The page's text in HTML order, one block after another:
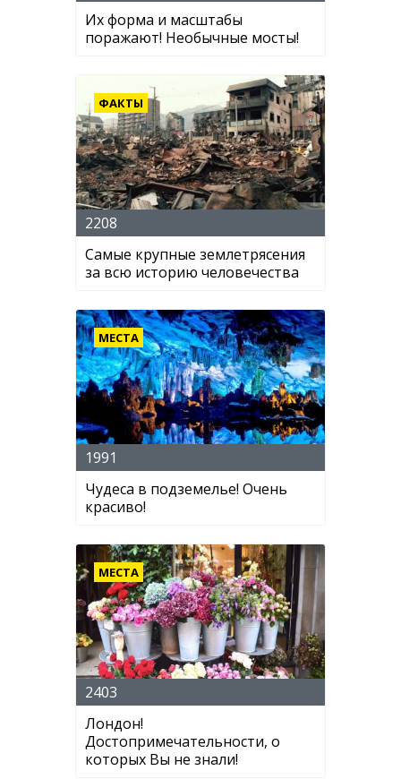
Их форма и масштабы
поражают! Необычные мосты!
ФАКТЫ
2208
Самые крупные землетрясения
за всю историю человечества
МЕСТА
1991
Чудеса в подземелье! Очень
красиво!
МЕСТА
2403
Лондон!
Достопримечательности, о
которых Вы не знали!